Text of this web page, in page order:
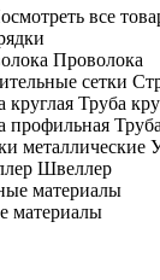
все
Проволока
Труба
Швеллер
материалы